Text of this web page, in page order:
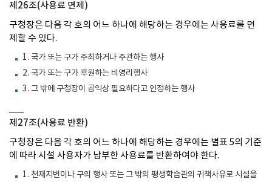
제26조(사용료 면제)
구청장은 다음 각 호의 어느 하나에 해당하는 경우에는 사용료를 면
제할 수 있다.
1. 국가 또는 구가 주최하거나 주관하는 행사
2. 국가 또는 구가 후원하는 비영리행사
3. 그 밖에 구청장이 공익상 필요하다고 인정하는 행사
제27조(사용료 반환)
구청장은 다음 각 호의 어느 하나에 해당하는 경우에는 별표 5의 기준
에 따라 시설 사용자가 납부한 사용료를 반환하여야 한다.
1. 천재지변이나 구의 행사 또는 그 밖의 평생학습관의 귀책사유로 시설을